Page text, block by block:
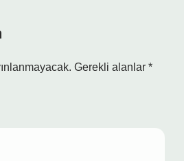
Gerekli alanlar *